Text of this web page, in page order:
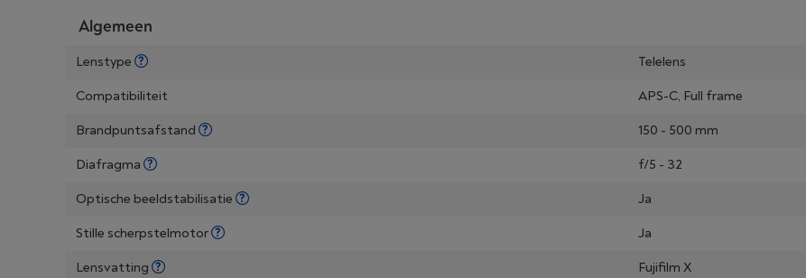
Algemeen
Lenstype
Telelens
Compatibiliteit
APS-C, Full frame
Brandpuntsafstand
150 - 500 mm
Diafragma
f/5 - 32
Optische beeldstabilisatie
Ja
Stille scherpstelmotor
Ja
Lensvatting
Fujifilm X